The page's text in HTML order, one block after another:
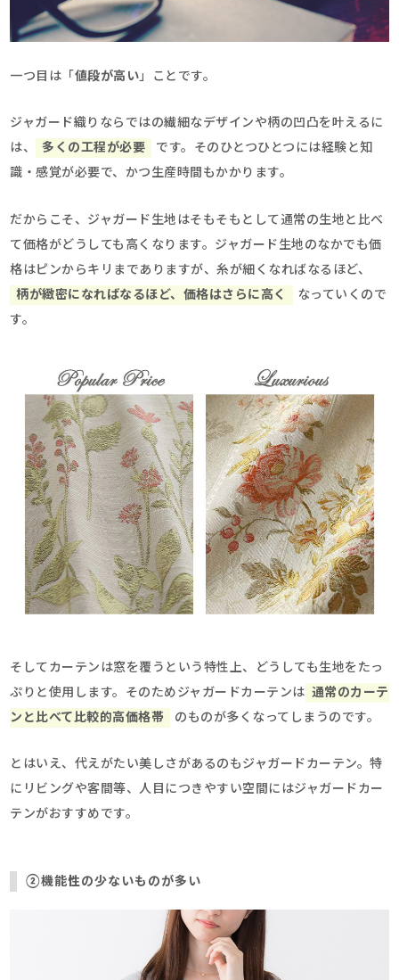
一つ目は「 値段が高い 」ことです。
ジャガード織りならではの繊細なデザインや柄の凹凸を叶えるに
は、
多くの工程が必要
です。そのひとつひとつには経験と知
識・感覚が必要で、かつ生産時間もかかります。
だからこそ、ジャガード生地はそもそもとして通常の生地と比べ
て価格がどうしても高くなります。ジャガード生地のなかでも価
格はピンからキリまでありますが、糸が細くなればなるほど、
柄が緻密になればなるほど、価格はさらに高く
なっていくので
す。
そしてカーテンは窓を覆うという特性上、どうしても生地をたっ
ぷりと使用します。そのためジャガードカーテンは 通常のカーテ
ンと比べて比較的高価格帯
のものが多くなってしまうのです。
とはいえ、代えがたい美しさがあるのもジャガードカーテン。特
にリビングや客間等、人目につきやすい空間にはジャガードカー
テンがおすすめです。
②機能性の少ないものが多い